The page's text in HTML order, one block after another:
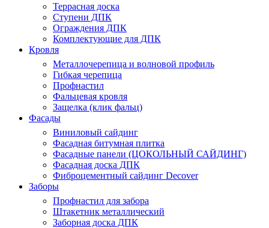
Террасная доска
Ступени ДПК
Ограждения ДПК
Комплектующие для ДПК
Кровля
Металлочерепица и волновой профиль
Гибкая черепица
Профнастил
Фальцевая кровля
Защелка (клик фальц)
Фасады
Виниловый сайдинг
Фасадная битумная плитка
Фасадные панели (ЦОКОЛЬНЫЙ САЙДИНГ)
Фасадная доска ДПК
Фиброцементный сайдинг Decover
Заборы
Профнастил для забора
Штакетник металлический
Заборная доска ДПК